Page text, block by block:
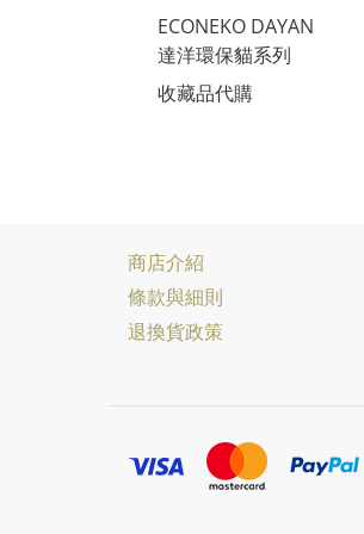
ECONEKO DAYAN
達洋環保貓系列
收藏品代購
商店介紹
條款與細則
退換貨政策